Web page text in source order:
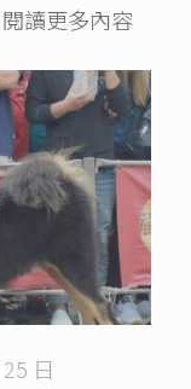
閱讀更多內容
日